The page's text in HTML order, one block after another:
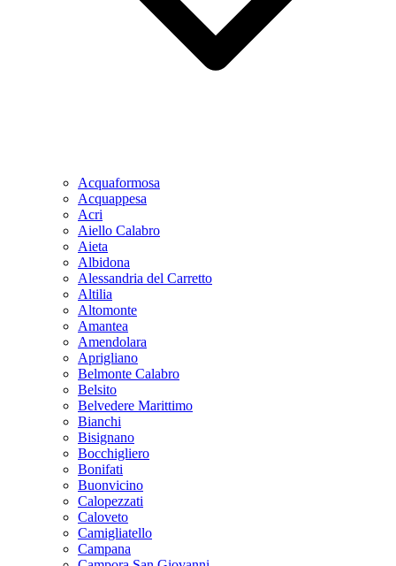
Acquaformosa
Acquappesa
Acri
Aiello Calabro
Aieta
Albidona
Alessandria del Carretto
Altilia
Altomonte
Amantea
Amendolara
Aprigliano
Belmonte Calabro
Belsito
Belvedere Marittimo
Bianchi
Bisignano
Bocchigliero
Bonifati
Buonvicino
Calopezzati
Caloveto
Camigliatello
Campana